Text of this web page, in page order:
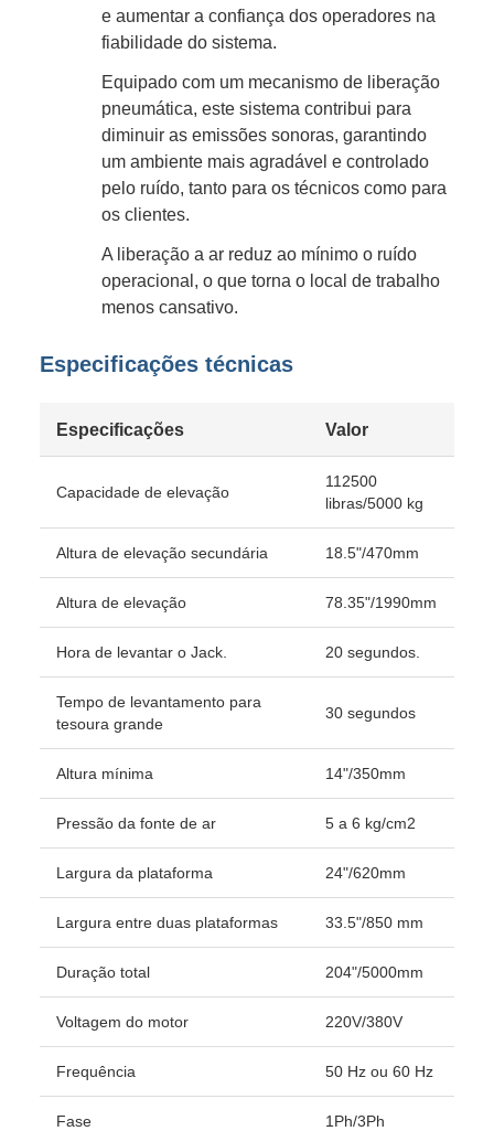
e aumentar a confiança dos operadores na
fiabilidade do sistema.
Equipado com um mecanismo de liberação
pneumática, este sistema contribui para
diminuir as emissões sonoras, garantindo
um ambiente mais agradável e controlado
pelo ruído, tanto para os técnicos como para
os clientes.
A liberação a ar reduz ao mínimo o ruído
operacional, o que torna o local de trabalho
menos cansativo.
Especificações técnicas
Especificações Valor
Capacidade de elevação
112500
libras/5000 kg
Altura de elevação secundária 18.5"/470mm
Altura de elevação 78.35"/1990mm
Hora de levantar o Jack. 20 segundos.
Tempo de levantamento para
tesoura grande
30 segundos
Altura mínima 14"/350mm
Pressão da fonte de ar 5 a 6 kg/cm2
Largura da plataforma 24"/620mm
Largura entre duas plataformas 33.5"/850 mm
Duração total 204"/5000mm
Voltagem do motor 220V/380V
Frequência 50 Hz ou 60 Hz
Fase 1Ph/3Ph